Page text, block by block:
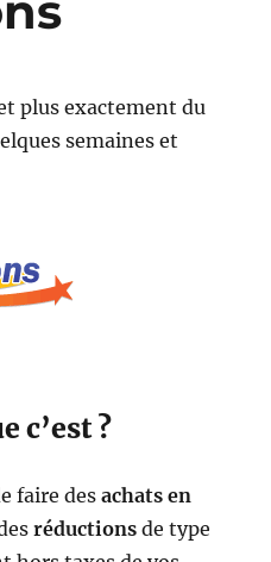
plus exactement du
semaines et
c’est ?
faire desachats en
réductionsde type